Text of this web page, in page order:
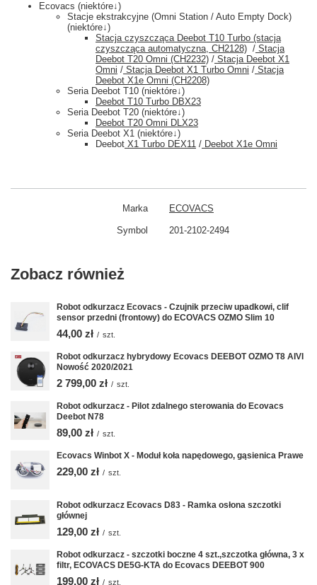
Ecovacs (niektóre↓)
Stacje ekstrakcyjne (Omni Station / Auto Empty Dock)
(niektóre↓)
Stacja czyszcząca Deebot T10 Turbo (stacja
czyszcząca automatyczna, CH2128) / Stacja
Deebot T20 Omni (CH2232) / Stacja Deebot X1
Omni / Stacja Deebot X1 Turbo Omni / Stacja
Deebot X1e Omni (CH2208)
Seria Deebot T10 (niektóre↓)
Deebot T10 Turbo DBX23
Seria Deebot T20 (niektóre↓)
Deebot T20 Omni DLX23
Seria Deebot X1 (niektóre↓)
Deebot X1 Turbo DEX11 / Deebot X1e Omni
Marka ECOVACS
Symbol 201-2102-2494
Zobacz również
Robot odkurzacz Ecovacs - Czujnik przeciw upadkowi, clif
sensor przedni (frontowy) do ECOVACS OZMO Slim 10
44,00 zł / szt.
Robot odkurzacz hybrydowy Ecovacs DEEBOT OZMO T8 AIVI
Nowość 2020/2021
2 799,00 zł / szt.
Robot odkurzacz - Pilot zdalnego sterowania do Ecovacs
Deebot N78
89,00 zł / szt.
Ecovacs Winbot X - Moduł koła napędowego, gąsienica Prawe
229,00 zł / szt.
Robot odkurzacz Ecovacs D83 - Ramka osłona szczotki
głównej
129,00 zł / szt.
Robot odkurzacz - szczotki boczne 4 szt.,szczotka główna, 3 x
filtr, ECOVACS DE5G-KTA do Ecovacs DEEBOT 900
199,00 zł / szt.